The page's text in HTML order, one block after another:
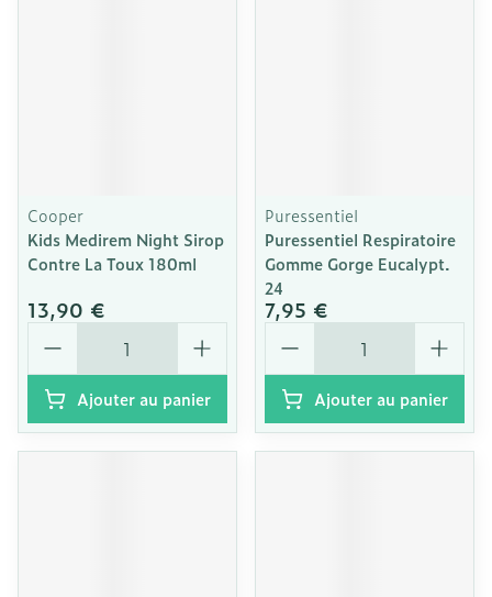
Cooper
Kids Medirem Night Sirop
Contre La Toux 180ml
13,90 €
Quantité
Ajouter au panier
Puressentiel
Puressentiel Respiratoire
Gomme Gorge Eucalypt.
24
7,95 €
Quantité
Ajouter au panier